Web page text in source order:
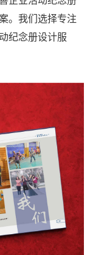
。我们选择专注
纪念册设计服